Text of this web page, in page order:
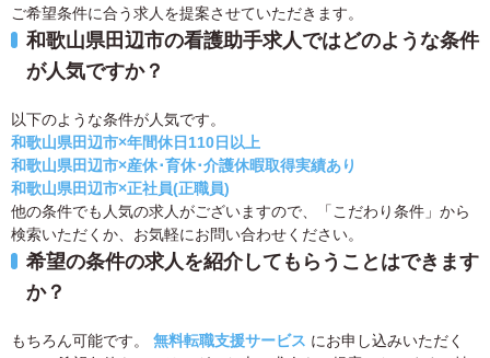
ご希望条件に合う求人を提案させていただきます。
和歌山県田辺市の看護助手求人ではどのような条件
が人気ですか？
以下のような条件が人気です。
和歌山県田辺市×年間休日110日以上
和歌山県田辺市×産休･育休･介護休暇取得実績あり
和歌山県田辺市×正社員(正職員)
他の条件でも人気の求人がございますので、「こだわり条件」から
検索いただくか、お気軽にお問い合わせください。
希望の条件の求人を紹介してもらうことはできます
か？
もちろん可能です。 無料転職支援サービス にお申し込みいただく